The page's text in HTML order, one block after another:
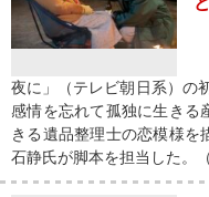
夜に」（テレビ朝日系）の
感情を忘れて孤独に生きる
きる遺品整理士の恋模様を
石静氏が脚本を担当した。